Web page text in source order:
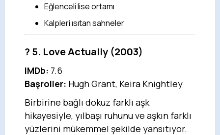
Eğlenceli lise ortamı
Kalpleri ısıtan sahneler
? 5. Love Actually (2003)
IMDb: 7.6
Başroller: Hugh Grant, Keira Knightley
Birbirine bağlı dokuz farklı aşk
hikayesiyle, yılbaşı ruhunu ve aşkın farklı
yüzlerini mükemmel şekilde yansıtıyor.